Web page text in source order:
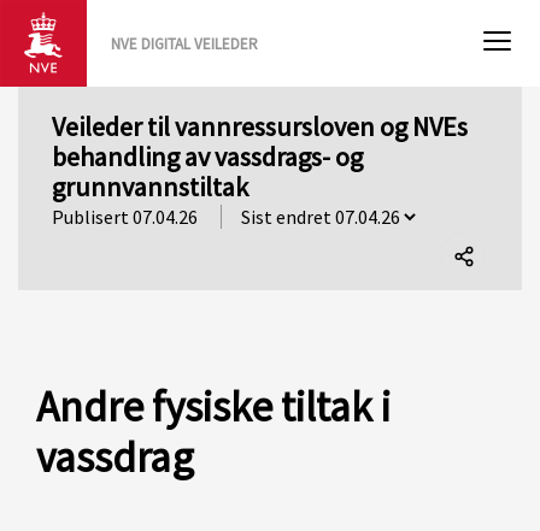
NVE DIGITAL VEILEDER
Veileder til vannressursloven og NVEs
behandling av vassdrags- og
grunnvannstiltak
Publisert 07.04.26
Andre fysiske tiltak i
vassdrag